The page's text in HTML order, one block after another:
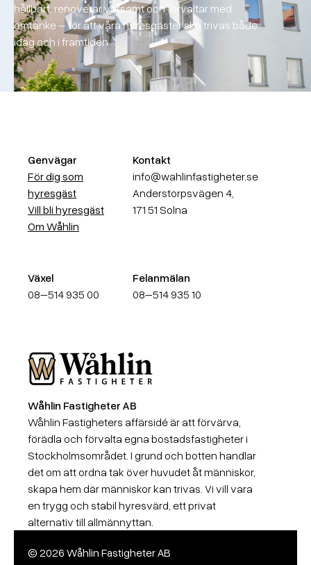
hållbart, renoverar varsamt och förvaltar med
omtanke – för att våra hyresgäster ska trivas både
idag och i framtiden
Genvägar
För dig som
hyresgäst
Vill bli hyresgäst
Om Wåhlin
Kontakt
info@wahlinfastigheter.se
Anderstorpsvägen 4,
171 51 Solna
Växel
08–514 935 00
Felanmälan
08–514 935 10
Wåhlin Fastigheter AB
Wåhlin Fastigheter AB
Wåhlin Fastigheters affärsidé är att förvärva,
förädla och förvalta egna bostadsfastigheter i
Stockholmsområdet. I grund och botten handlar
det om att ordna tak över huvudet åt människor,
skapa hem där människor kan trivas. Vi vill vara
en trygg och stabil hyresvärd, ett privat
alternativ till allmännyttan.
© 2026 Wåhlin Fastigheter AB